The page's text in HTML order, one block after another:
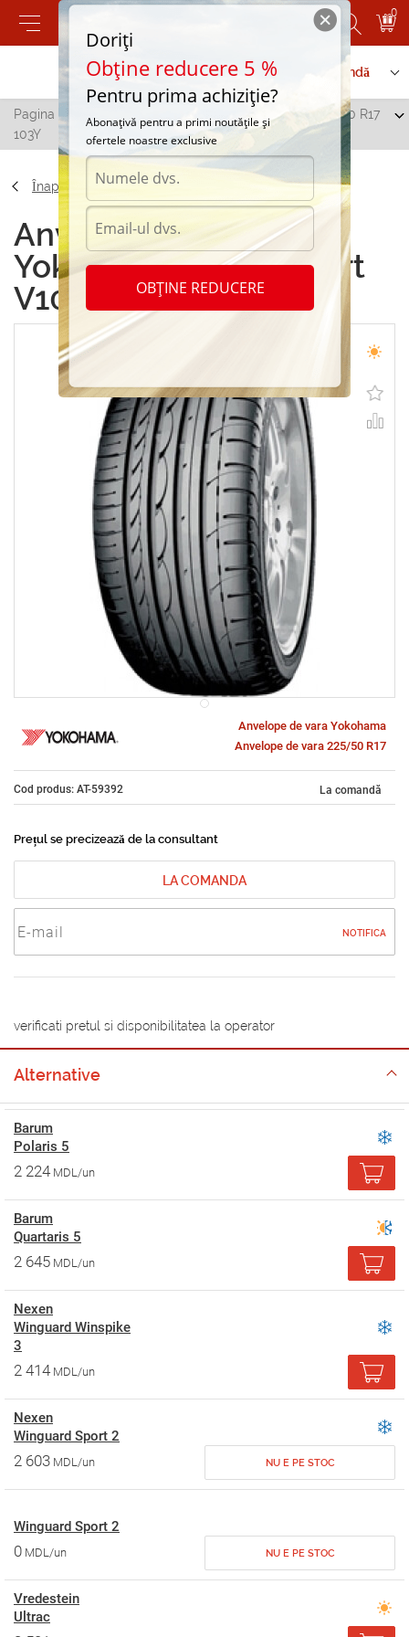
0
Contactați-ne Serviciu de comandă
Pagina principală
Yokohama Advan Sport V103 225/50 R17
103Y
Înapoi
Anvelope de vara
Yokohama Advan Sport
V103 225/50 R17 103Y
Anvelope de vara Yokohama
Anvelope de vara 225/50 R17
Cod produs: AT-59392 La comandă
Prețul se precizează de la consultant
LA COMANDA
NOTIFICA
verificati pretul si disponibilitatea la operator
Alternative
Barum
Polaris 5
2 224 MDL/un
Barum
Quartaris 5
2 645 MDL/un
Nexen
Winguard Winspike
3
2 414 MDL/un
Nexen
Winguard Sport 2
2 603 MDL/un NU E PE STOC
Winguard Sport 2
0 MDL/un NU E PE STOC
Vredestein
Ultrac
Doriți
Obține reducere 5 %
Pentru prima achiziție?
Abonațivă pentru a primi noutățile și
ofertele noastre exclusive
OBȚINE REDUCERE